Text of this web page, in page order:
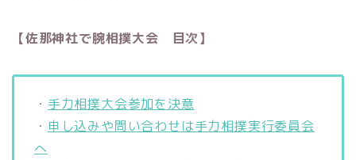
【佐那神社で腕相撲大会 目次】
・ 手力相撲大会参加を決意
・ 申し込みや問い合わせは手力相撲実行委員会
へ